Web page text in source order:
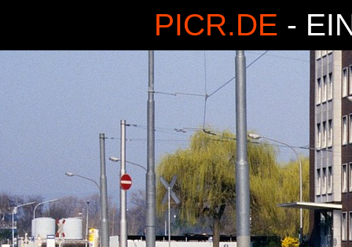
PICR.DE -